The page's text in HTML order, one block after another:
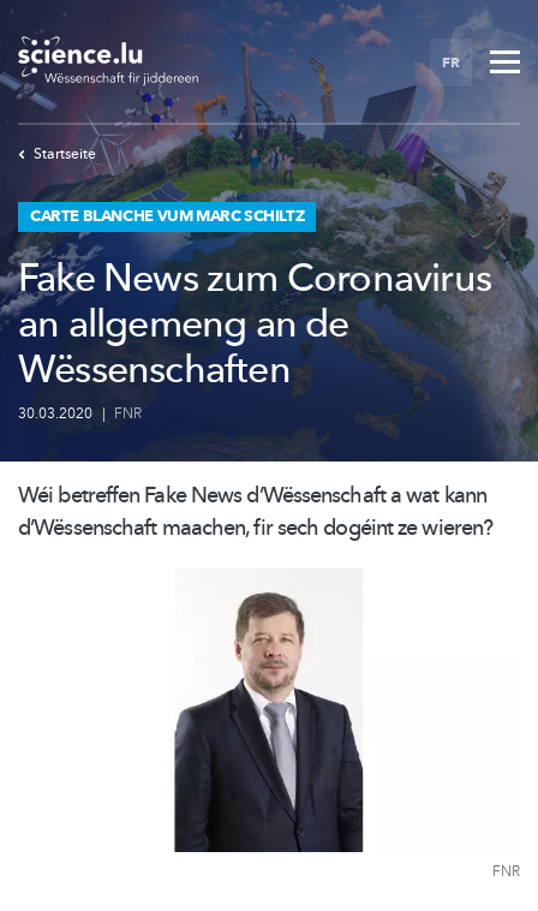
Skip
main
content
FR
Startseite
CARTE BLANCHE VUM MARC SCHILTZ
Fake News zum Coronavirus
an allgemeng an de
Wëssenschaften
30.03.2020 | FNR
Wéi betreffen Fake Newsd’Wëssenschafta wat kann
d’Wëssenschaftmaachen, fir sech dogéint ze wieren?
FNR